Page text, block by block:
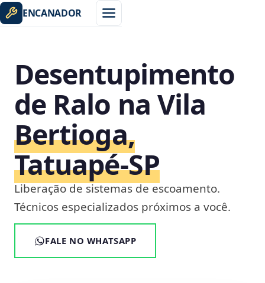
ENCANADOR
Desentupimento
de Ralo na Vila
Bertioga,
Tatuapé‑SP
Liberação de sistemas de escoamento.
Técnicos especializados próximos a você.
FALE NO WHATSAPP